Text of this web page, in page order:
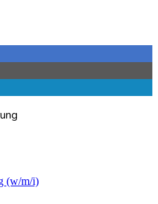
(w/m/i)